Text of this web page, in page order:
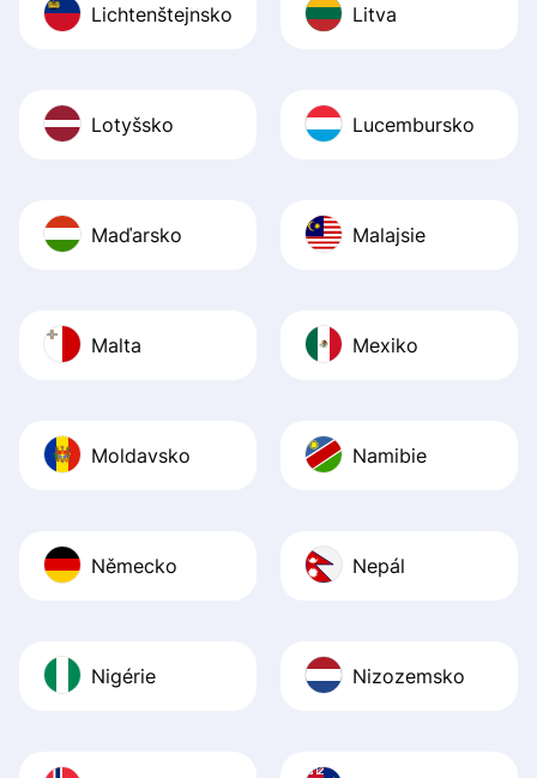
Lichtenštejnsko Litva
Lotyšsko Lucembursko
Maďarsko Malajsie
Malta Mexiko
Moldavsko Namibie
Německo Nepál
Nigérie Nizozemsko